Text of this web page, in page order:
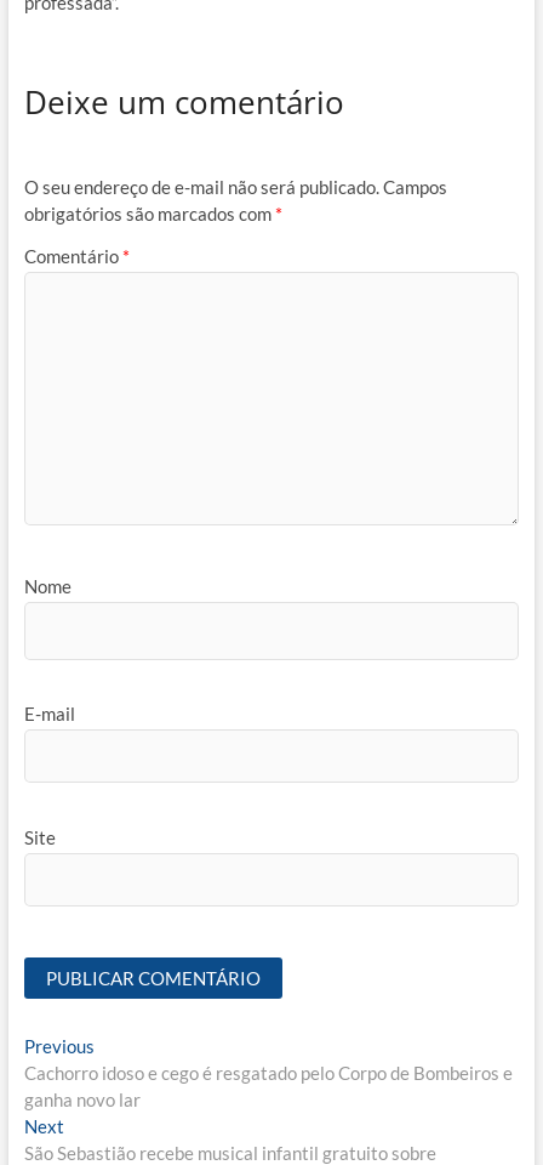
Deixe um comentário
O seu endereço de e-mail não será publicado.Campos
obrigatórios são marcados com *
Comentário *
Nome
E-mail
Site
Navegação
de
Post
PreviousPrevious
post:
Cachorro idoso e cego é resgatado pelo Corpo de Bombeiros e
ganha novo lar
NextNext
post:
São Sebastião recebe musical infantil gratuito sobre